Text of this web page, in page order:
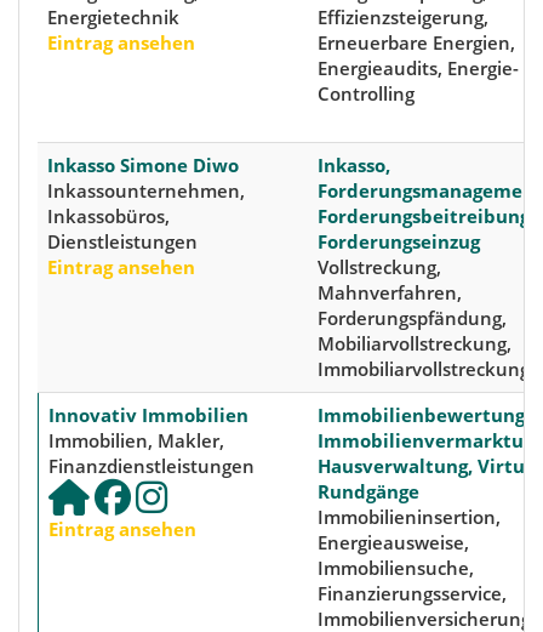
Energietechnik
Eintrag ansehen
Effizienzsteigerung,
Erneuerbare Energien,
Energieaudits, Energie-
Controlling
Inkasso Simone Diwo
Inkassounternehmen,
Inkassobüros,
Dienstleistungen
Eintrag ansehen
Inkasso,
Forderungsbeitreibung,
Forderungseinzug
Vollstreckung,
Mahnverfahren,
Forderungspfändung,
Mobiliarvollstreckung,
Immobiliarvollstreckung
Innovativ Immobilien
Immobilien, Makler,
Finanzdienstleistungen
Eintrag ansehen
Hausverwaltung,
Rundgänge
Immobilieninsertion,
Energieausweise,
Immobiliensuche,
Finanzierungsservice,